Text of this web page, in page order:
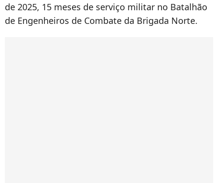
de 2025, 15 meses de serviço militar no Batalhão
de Engenheiros de Combate da Brigada Norte.